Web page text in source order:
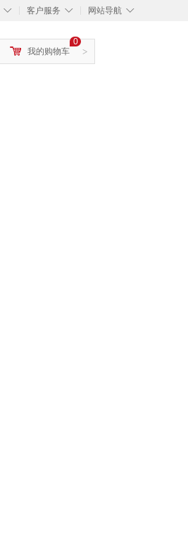
◇ ◇
客户服务 ◇
网站导航
>
0
我的购物车